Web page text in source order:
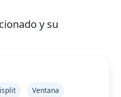
y su
Ventana